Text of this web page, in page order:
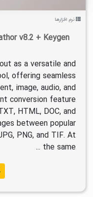
نرم افزارها
v8.2 + Keygen
as a versatile and
offering seamless
image, audio, and
conversion feature
HTML, DOC, and
between popular
PNG, and TIF. At
the same ...